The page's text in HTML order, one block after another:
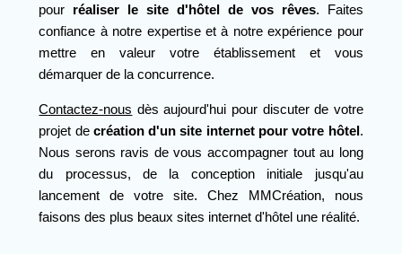
pour réaliser le site d'hôtel de vos rêves. Faites
confiance à notre expertise et à notre expérience pour
mettre en valeur votre établissement et vous
démarquer de la concurrence.
Contactez-nous dès aujourd'hui pour discuter de votre
projet de création d'un site internet pour votre hôtel.
Nous serons ravis de vous accompagner tout au long
du processus, de la conception initiale jusqu'au
lancement de votre site. Chez MMCréation, nous
faisons des plus beaux sites internet d'hôtel une réalité.